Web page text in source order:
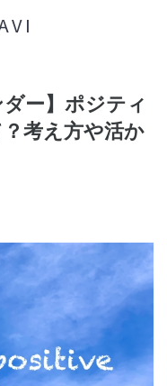
ー】ポジティ
考え方や活か